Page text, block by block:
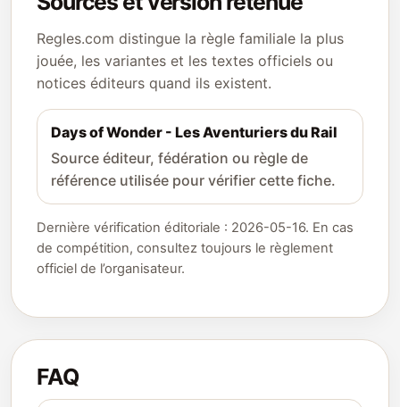
Regles.com distingue la règle familiale la plus
jouée, les variantes et les textes officiels ou
notices éditeurs quand ils existent.
Days of Wonder - Les Aventuriers du Rail
Source éditeur, fédération ou règle de
référence utilisée pour vérifier cette fiche.
Dernière vérification éditoriale : 2026-05-16. En cas
de compétition, consultez toujours le règlement
officiel de l’organisateur.
FAQ